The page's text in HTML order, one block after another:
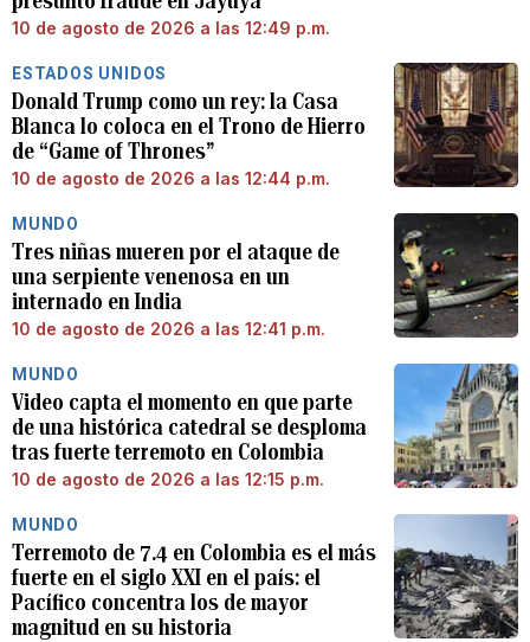
10 de agosto de 2026 a las 12:49 p.m.
ESTADOS UNIDOS
Donald Trump como un rey: la Casa
Blanca lo coloca en el Trono de Hierro
de “Game of Thrones”
10 de agosto de 2026 a las 12:44 p.m.
MUNDO
Tres niñas mueren por el ataque de
una serpiente venenosa en un
internado en India
10 de agosto de 2026 a las 12:41 p.m.
MUNDO
Video capta el momento en que parte
de una histórica catedral se desploma
tras fuerte terremoto en Colombia
10 de agosto de 2026 a las 12:15 p.m.
MUNDO
Terremoto de 7.4 en Colombia es el más
fuerte en el siglo XXI en el país: el
Pacífico concentra los de mayor
magnitud en su historia